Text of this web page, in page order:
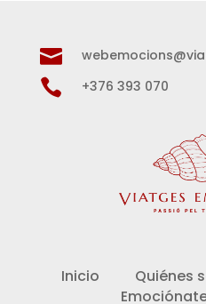

 +376 393 070
Inicio Quiénes